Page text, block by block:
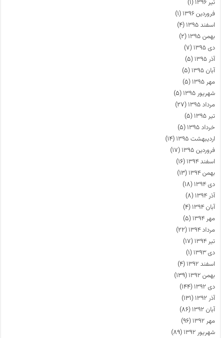
تیر ۱۳۹۶
(۱)
فروردین ۱۳۹۶
(۱)
اسفند ۱۳۹۵
(۴)
بهمن ۱۳۹۵
(۲)
دی ۱۳۹۵
(۷)
آذر ۱۳۹۵
(۵)
آبان ۱۳۹۵
(۵)
مهر ۱۳۹۵
(۵)
شهریور ۱۳۹۵
(۵)
مرداد ۱۳۹۵
(۲۷)
تیر ۱۳۹۵
(۵)
خرداد ۱۳۹۵
(۵)
اردیبهشت ۱۳۹۵
(۱۴)
فروردین ۱۳۹۵
(۱۷)
اسفند ۱۳۹۴
(۱۶)
بهمن ۱۳۹۴
(۱۳)
دی ۱۳۹۴
(۱۸)
آذر ۱۳۹۴
(۸)
آبان ۱۳۹۴
(۴)
مهر ۱۳۹۴
(۵)
مرداد ۱۳۹۴
(۲۲)
تیر ۱۳۹۴
(۱۷)
دی ۱۳۹۳
(۱)
اسفند ۱۳۹۲
(۴)
بهمن ۱۳۹۲
(۱۳۹)
دی ۱۳۹۲
(۱۴۴)
آذر ۱۳۹۲
(۱۳۱)
آبان ۱۳۹۲
(۸۶)
مهر ۱۳۹۲
(۹۶)
شهریور ۱۳۹۲
(۸۹)